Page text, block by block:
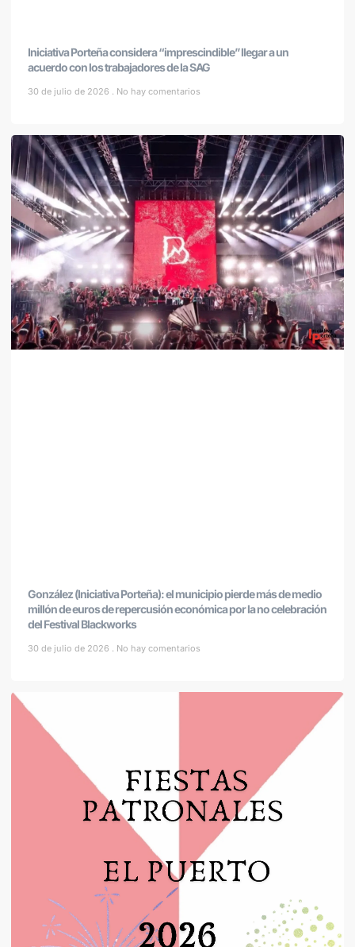
Iniciativa Porteña considera “imprescindible” llegar a un
acuerdo con los trabajadores de la SAG
30 de julio de 2026 No hay comentarios
González (Iniciativa Porteña): el municipio pierde más de medio
millón de euros de repercusión económica por la no celebración
del Festival Blackworks
30 de julio de 2026 No hay comentarios